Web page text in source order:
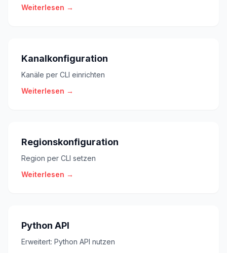
Weiterlesen →
Kanalkonfiguration
Kanäle per CLI einrichten
Weiterlesen →
Regionskonfiguration
Region per CLI setzen
Weiterlesen →
Python API
Erweitert: Python API nutzen